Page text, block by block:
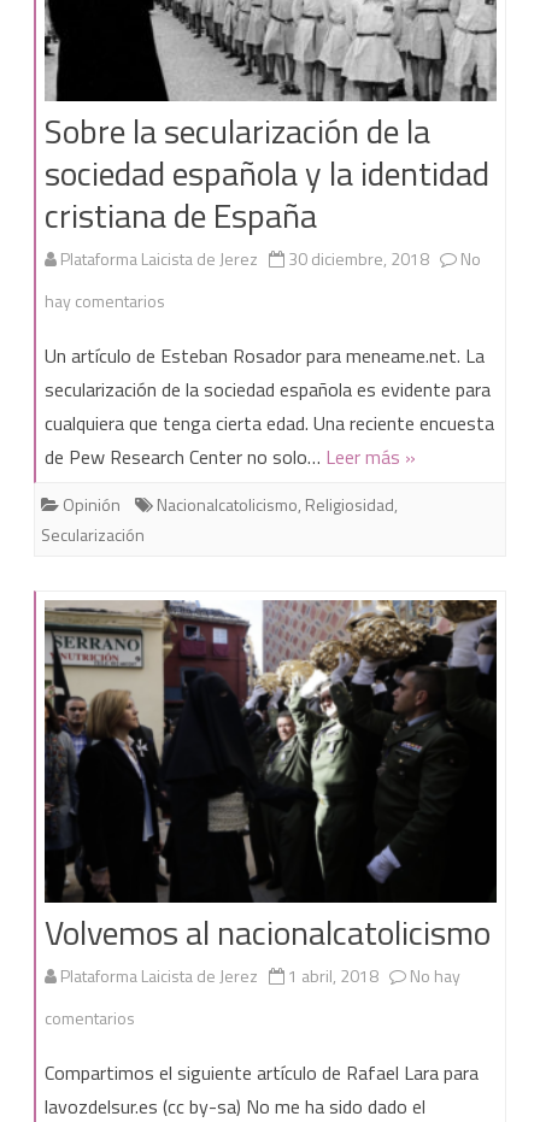
Sobre la secularización de la
sociedad española y la identidad
cristiana de España
Plataforma Laicista de Jerez 30 diciembre, 2018
No
hay comentarios
la
secularización
de
la
española
y
identidad
de
España
Un artículo de Esteban Rosador para meneame.net. La
secularización de la sociedad española es evidente para
cualquiera que tenga cierta edad. Una reciente encuesta
de Pew Research Center no solo… Leer más »
Opinión Nacionalcatolicismo, Religiosidad,
Secularización
Volvemos al nacionalcatolicismo
Plataforma Laicista de Jerez 1 abril, 2018
No hay
comentarios
al
Compartimos el siguiente artículo de Rafael Lara para
lavozdelsur.es (cc by-sa) No me ha sido dado el